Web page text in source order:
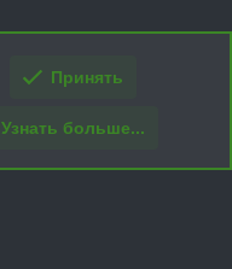
Главная
R
S
Принять
Узнать больше...